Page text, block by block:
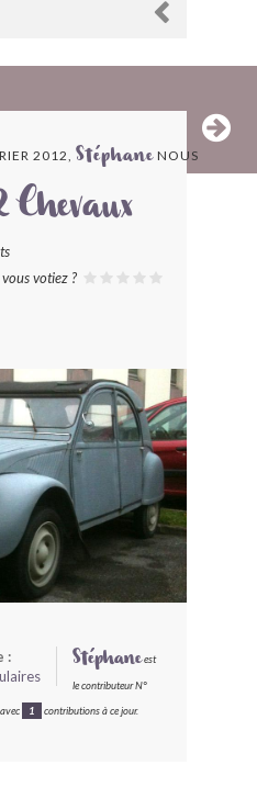
?
ET MARQUES
FONCTIONNE BLV ?
2012, Stéphane NOUS
votiez ?
:
Stéphaneest
le contributeur N°
avec 1 contributions à ce jour.